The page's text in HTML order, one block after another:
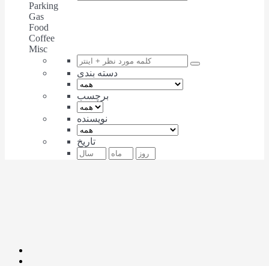
Parking
Gas
Food
Coffee
Misc
دسته بندی
برچسب
نویسنده
تاریخ